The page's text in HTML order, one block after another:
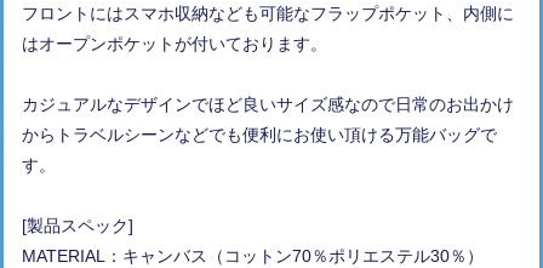
フロントにはスマホ収納なども可能なフラップポケット、内側に
はオープンポケットが付いております。
カジュアルなデザインでほど良いサイズ感なので日常のお出かけ
からトラベルシーンなどでも便利にお使い頂ける万能バッグで
す。
[製品スペック]
MATERIAL：キャンバス（コットン70％ポリエステル30％）